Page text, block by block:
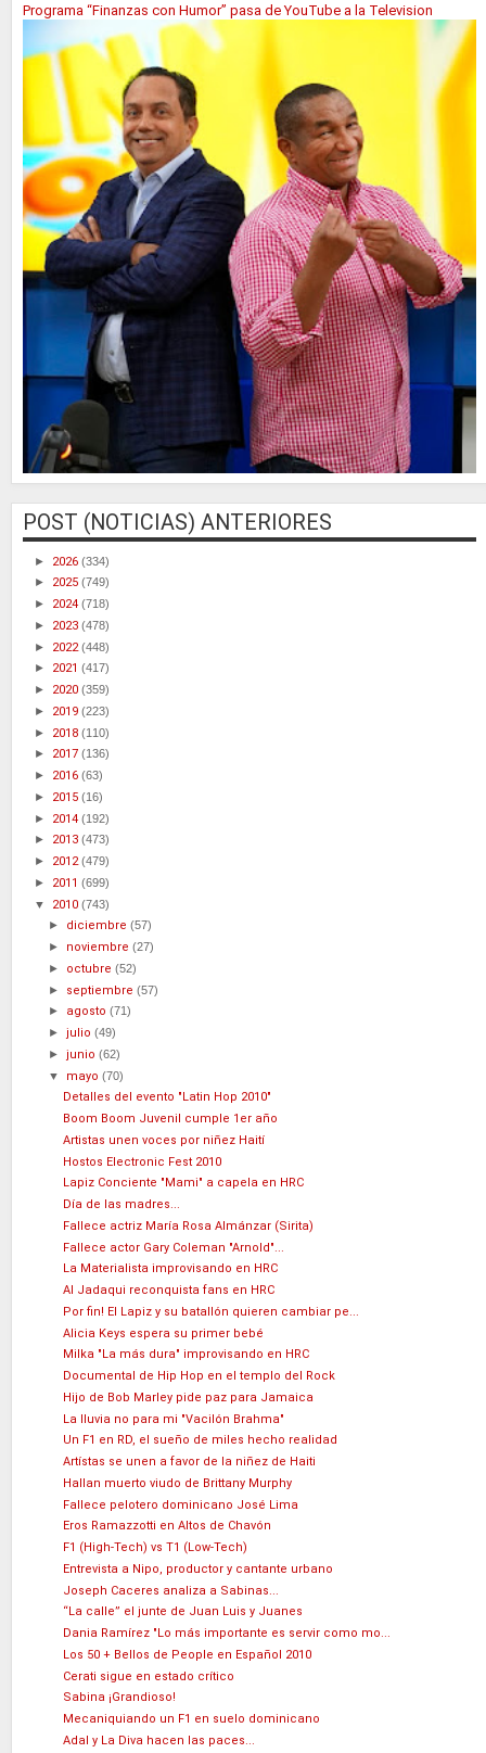
Programa “Finanzas con Humor” pasa de YouTube a la Television
POST (NOTICIAS) ANTERIORES
► 2026 (334)
► 2025 (749)
► 2024 (718)
► 2023 (478)
► 2022(448)
► 2021 (417)
► 2020 (359)
► 2019 (223)
► 2018 (110)
► 2017 (136)
► 2016 (63)
► 2015 (16)
► 2014 (192)
► 2013 (473)
► 2012(479)
► 2011 (699)
▼ 2010 (743)
► diciembre(57)
► noviembre(27)
► octubre(52)
► septiembre(57)
► agosto(71)
►julio(49)
►junio(62)
▼ mayo(70)
Detalles del evento "Latin Hop 2010"
Boom Boom Juvenil cumple 1er año
Artistas unen voces por niñez Haití
Hostos Electronic Fest 2010
Lapiz Conciente "Mami" a capela en HRC
Día de las madres...
Fallece actriz María Rosa Almánzar (Sirita)
Fallece actor Gary Coleman "Arnold"...
La Materialista improvisando en HRC
Al Jadaqui reconquista fans en HRC
Por fin! El Lapiz y su batallón quieren cambiar pe...
Alicia Keys espera su primer bebé
Milka "La más dura" improvisando en HRC
Documental de Hip Hop en el templo del Rock
Hijo de Bob Marley pide paz para Jamaica
La lluvia no para mi "Vacilón Brahma"
Un F1 en RD, el sueño de miles hecho realidad
Artístas se unen a favor de la niñez de Haiti
Hallan muerto viudo de Brittany Murphy
Fallece pelotero dominicano José Lima
Eros Ramazzotti en Altos de Chavón
F1 (High-Tech) vs T1 (Low-Tech)
Entrevista a Nipo, productor y cantante urbano
Joseph Caceres analiza a Sabinas...
“La calle” el junte de Juan Luis y Juanes
Dania Ramírez "Lo más importante es servir como mo...
Los 50 + Bellos de People en Español 2010
Cerati sigue en estado crítico
Sabina ¡Grandioso!
Mecaniquiando un F1 en suelo dominicano
Adal y La Diva hacen las paces...